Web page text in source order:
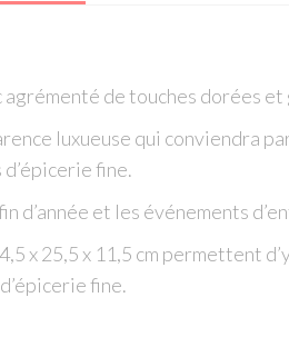
de touches dorées et
luxueuse qui conviendra
fine.
d’année et les événements
x 25,5 x 11,5 cm permettent
fine.